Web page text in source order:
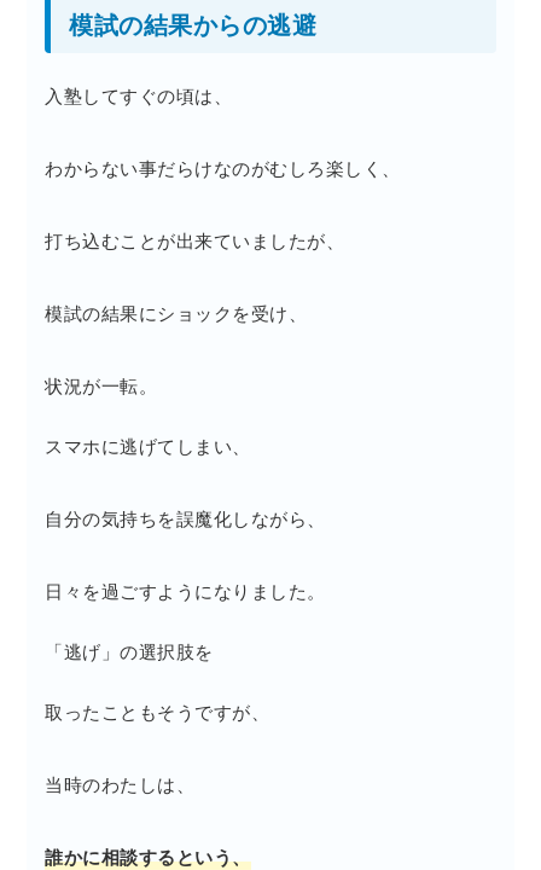
模試の結果からの逃避
入塾してすぐの頃は、
わからない事だらけなのがむしろ楽しく、
打ち込むことが出来ていましたが、
模試の結果にショックを受け、
状況が一転。
スマホに逃げてしまい、
自分の気持ちを誤魔化しながら、
日々を過ごすようになりました。
「逃げ」の選択肢を
取ったこともそうですが、
当時のわたしは、
誰かに相談するという、